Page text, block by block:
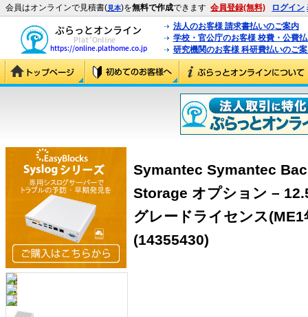
会員はオンラインで見積書(見本)を無料で作成できます 会員登録(無料) ログイン
法人のお客様 請求書払いのご案内
学校・官公庁のお客様 校費・公費
研究機関のお客様 科研費払いのご
Symantec Symantec
Storage オプション –
グレードライセンス
(14355430)